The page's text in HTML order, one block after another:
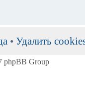
• Удалить
phpBB Group